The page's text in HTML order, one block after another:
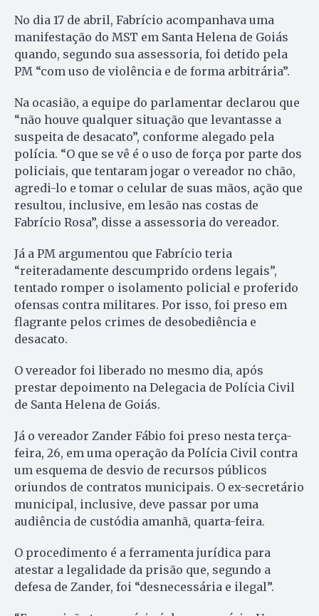
No dia 17 de abril, Fabrício acompanhava uma
manifestação do MST em Santa Helena de Goiás
quando, segundo sua assessoria, foi detido pela
PM “com uso de violência e de forma arbitrária”.
Na ocasião, a equipe do parlamentar declarou que
“não houve qualquer situação que levantasse a
suspeita de desacato”, conforme alegado pela
polícia. “O que se vê é o uso de força por parte dos
policiais, que tentaram jogar o vereador no chão,
agredi-lo e tomar o celular de suas mãos, ação que
resultou, inclusive, em lesão nas costas de
Fabrício Rosa”, disse a assessoria do vereador.
Já a PM argumentou que Fabrício teria
“reiteradamente descumprido ordens legais”,
tentado romper o isolamento policial e proferido
ofensas contra militares. Por isso, foi preso em
flagrante pelos crimes de desobediência e
desacato.
O vereador foi liberado no mesmo dia, após
prestar depoimento na Delegacia de Polícia Civil
de Santa Helena de Goiás.
Já o vereador Zander Fábio foi preso nesta terça-
feira, 26, em uma operação da Polícia Civil contra
um esquema de desvio de recursos públicos
oriundos de contratos municipais. O ex-secretário
municipal, inclusive, deve passar por uma
audiência de custódia amanhã, quarta-feira.
O procedimento é a ferramenta jurídica para
atestar a legalidade da prisão que, segundo a
defesa de Zander, foi “desnecessária e ilegal”.